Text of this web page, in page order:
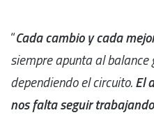
“Cada cambio y cada
siempre apunta al
dependiendo el circuito.El
nos falta seguir